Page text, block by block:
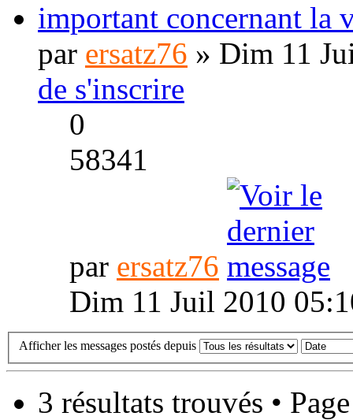
important concernant la
par ersatz76 » Dim 11
de s'inscrire
0
58341
par ersatz76
Dim 11 Juil 2010
Afficher les messages postés depuis
3 résultats trouvés •